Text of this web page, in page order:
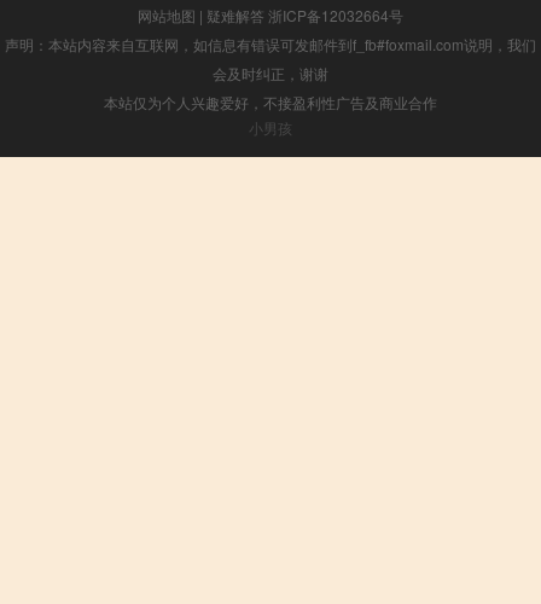
网站地图 | 疑难解答 浙ICP备12032664号
声明：本站内容来自互联网，如信息有错误可发邮件到f_fb#foxmail.com说明，我们
会及时纠正，谢谢
本站仅为个人兴趣爱好，不接盈利性广告及商业合作
小男孩